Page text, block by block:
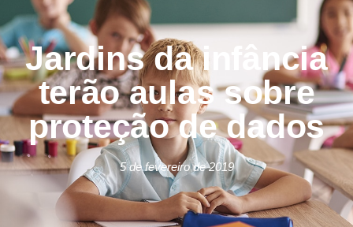
Jardins da infância
terão aulas sobre
proteção de dados
5 de fevereiro de 2019